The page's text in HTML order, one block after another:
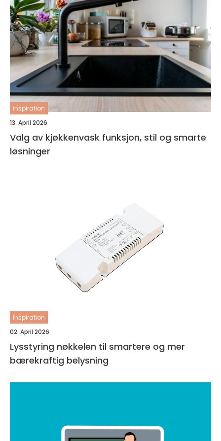
inspiration
13. April 2026
Valg av kjøkkenvask funksjon, stil og smarte
løsninger
inspiration
02. April 2026
Lysstyring nøkkelen til smartere og mer
bærekraftig belysning